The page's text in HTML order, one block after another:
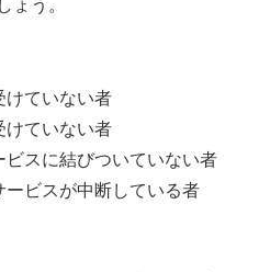
ょう。
けていない者
けていない者
スに結びついていない者
ビスが中断している者